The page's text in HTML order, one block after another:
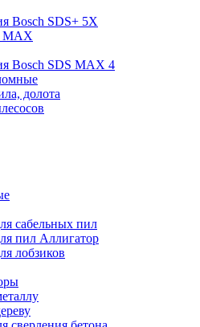
Bosch SDS+ 5X
MAX
Bosch SDS MAX 4
долота
сабельных пил
пил Аллигатор
лобзиков